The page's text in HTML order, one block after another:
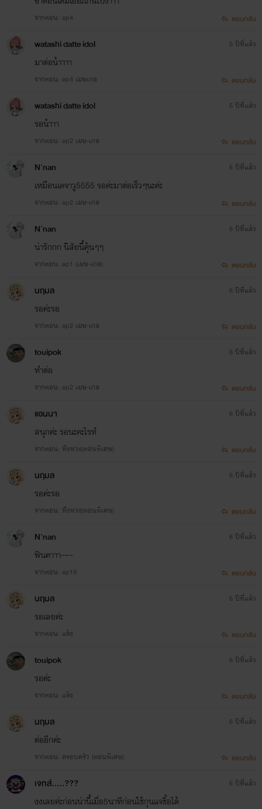
จากตอน: ep4 ตอบกลับ
watashi datte idol
มาต่อน้าาาา
จากตอน: ep4 เมษเกล
5 ปีที่แล้ว
ตอบกลับ
watashi datte idol
รอน้าาา
จากตอน: ep2 เมษ-เกล
5 ปีที่แล้ว
ตอบกลับ
N'nan
เหมือนเดจาวู5555 รอค่ะมาต่อเร็วๆนะค่ะ
จากตอน: ep2 เมษ-เกล
6 ปีที่แล้ว
ตอบกลับ
N'nan
น่ารักกก นิสัยนี้คุ้นๆๆ
จากตอน: ep1 (เมษ-เกล)
6 ปีที่แล้ว
ตอบกลับ
นฤมล
รอค่ะรอ
จากตอน: ep2 เมษ-เกล
6 ปีที่แล้ว
ตอบกลับ
touipok
ทำต่อ
จากตอน: ep2 เมษ-เกล
6 ปีที่แล้ว
ตอบกลับ
แอนนา
สนุกค่ะ รอนะคะไรท์
จากตอน: หึงหวง(ตอนพิเศษ)
6 ปีที่แล้ว
ตอบกลับ
นฤมล
รอค่ะรอ
จากตอน: หึงหวง(ตอนพิเศษ)
6 ปีที่แล้ว
ตอบกลับ
N'nan
ฟินคาาา~~~
จากตอน: ep19
6 ปีที่แล้ว
ตอบกลับ
นฤมล
รอเลยค่ะ
จากตอน: แจ้ง
6 ปีที่แล้ว
ตอบกลับ
touipok
รอค่ะ
จากตอน: แจ้ง
6 ปีที่แล้ว
ตอบกลับ
นฤมล
ต่ออีกค่ะ
จากตอน: ครอบครัว (ตอนพิเศษ)
6 ปีที่แล้ว
ตอบกลับ
เจทส์.....???
งงเลยค่ะก่อนน่านี้เมื่อ5นาทีก่อนใช้กุนแจชื้อได้
6 ปีที่แล้ว